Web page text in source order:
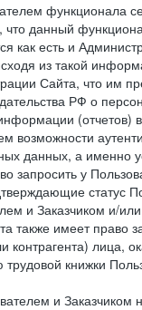
функционала
что данный
как есть и
из такой
Сайта, что им
РФ о
(отчетов)
возможности
данных, а именно
у
статус
и Заказчиком и/
также имеет право
контрагента)
трудовой книжки
и Заказчиком